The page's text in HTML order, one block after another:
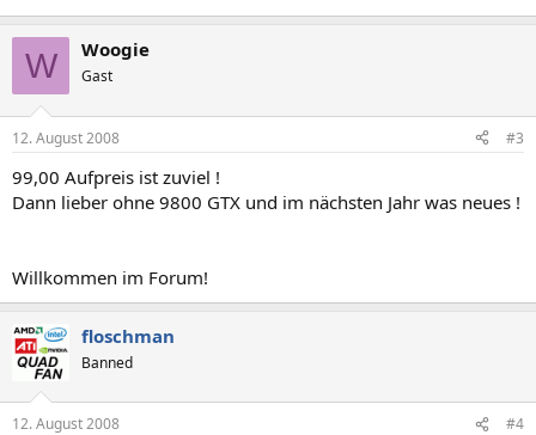
W Woogie
Gast
12. August 2008 #3
99,00 Aufpreis ist zuviel !
Dann lieber ohne 9800 GTX und im nächsten Jahr was neues !
Willkommen im Forum!
floschman
Banned
12. August 2008 #4